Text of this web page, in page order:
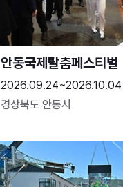
안동국제탈춤페스티벌
2026.09.24~2026.10.04
경상북도 안동시